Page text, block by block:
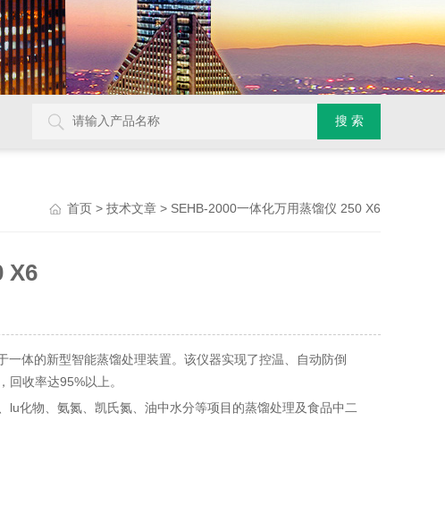
首页 > 技术文章 > SEHB-2000一体化万用蒸馏仪 250 X6
X6
体的新型智能蒸馏处理装置。该仪器实现了控温、自动防倒
收率达95%以上。
化物、氨氮、凯氏氮、油中水分等项目的蒸馏处理及食品中二